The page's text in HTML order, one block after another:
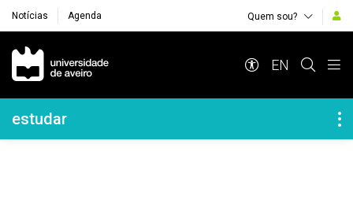
Notícias Agenda Quem sou?
Navegação Principal
EN
Navegação Lateral
estudar